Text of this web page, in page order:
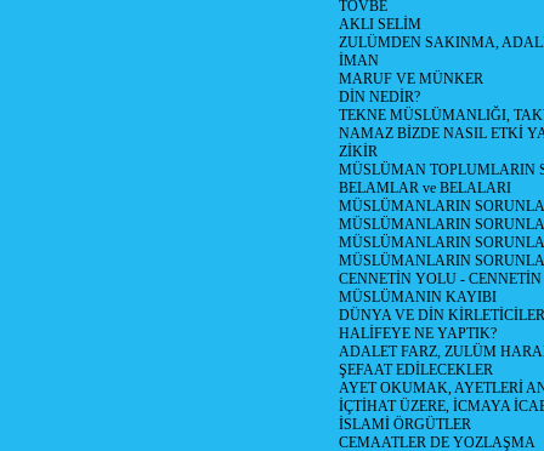
TÖVBE
AKLI SELİM
ZULÜMDEN SAKINMA,
İMAN
MARUF VE MÜNKER
DİN NEDİR?
TEKNE MÜSLÜMANLIĞI,
NAMAZ BİZDE NASIL ETKİ
ZİKİR
MÜSLÜMAN TOPLUMLARIN
BELAMLAR ve BELALARI
MÜSLÜMANLARIN
MÜSLÜMANLARIN
MÜSLÜMANLARIN
MÜSLÜMANLARIN
CENNETİN YOLU -
MÜSLÜMANIN KAYIBI
DÜNYA VE DİN
HALİFEYE NE YAPTIK?
ADALET FARZ, ZULÜM
ŞEFAAT EDİLECEKLER
AYET OKUMAK, AYETLERİ
İÇTİHAT ÜZERE, İCMAYA
İSLAMİ ÖRGÜTLER
CEMAATLER DE YOZLAŞMA